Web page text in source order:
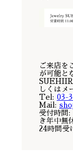
ご来店を
が可能と
しくはメ
Tel: 03-
Mail:
受付時間
き年中無
24時間受